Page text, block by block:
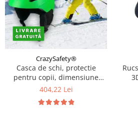
CrazySafety®
Casca de schi, protectie
pentru copii, dimensiune
reglabila 58-61cm, Diverse
404,22 Lei